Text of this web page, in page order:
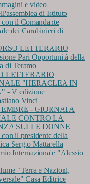
e video
di Istituto
il Comandante
dei Carabinieri di
LETTERARIO
Pari Opportunità della
di Teramo
LETTERARIO
"HERACLEA IN
- V edizione
Vinci
- GIORNATA
CONTRO LA
SULLE DONNE
il presidente della
Sergio Mattarella
Internazionale "Alessio
“Terra e Nazioni,
Casa Editrice